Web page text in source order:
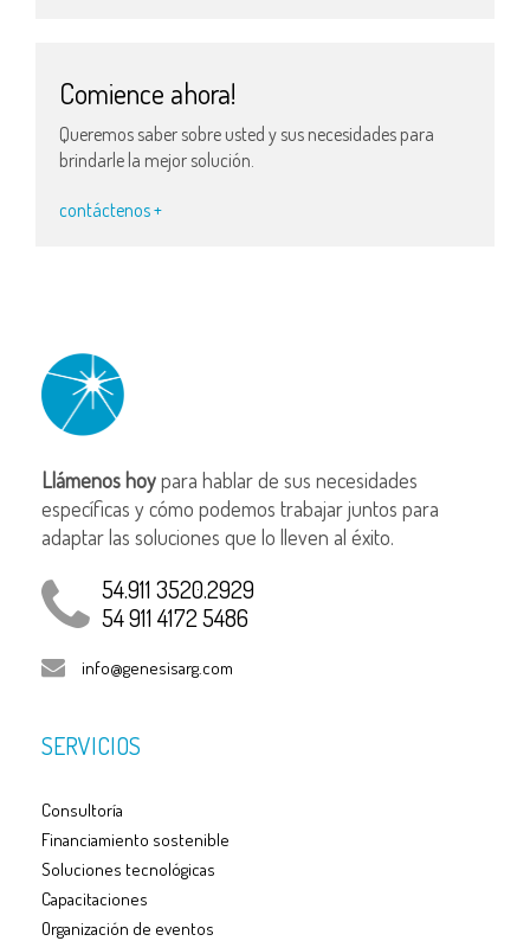
Comience ahora!
Queremos saber sobre usted y sus necesidades para
brindarle la mejor solución.
contáctenos +
Llámenos hoypara hablar de sus necesidades
específicas y cómo podemos trabajar juntos para
adaptar las soluciones que lo lleven al éxito.
54.911 3520.2929
54 911 4172 5486
info@genesisarg.com
SERVICIOS
Consultoría
Financiamiento sostenible
Soluciones tecnológicas
Capacitaciones
Organización de eventos